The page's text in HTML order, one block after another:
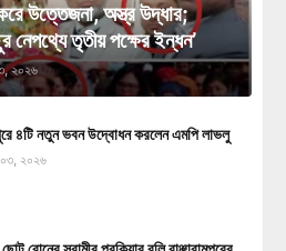
উত্তেজনা, অস্ত্র উদ্ধার;
তৃতীয় পক্ষের ইন্ধন’
২০২৬
৪টি নতুন ভবন উদ্বোধন করলেন এমপি লাভলু
২০২৬